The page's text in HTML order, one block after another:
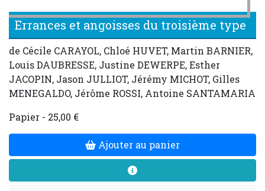
Errances et angoisses du troisième type
de Cécile CARAYOL, Chloé HUVET, Martin BARNIER,
Louis DAUBRESSE, Justine DEWERPE, Esther
JACOPIN, Jason JULLIOT, Jérémy MICHOT, Gilles
MENEGALDO, Jérôme ROSSI, Antoine SANTAMARIA
Papier - 25,00 €
Ajouter au panier